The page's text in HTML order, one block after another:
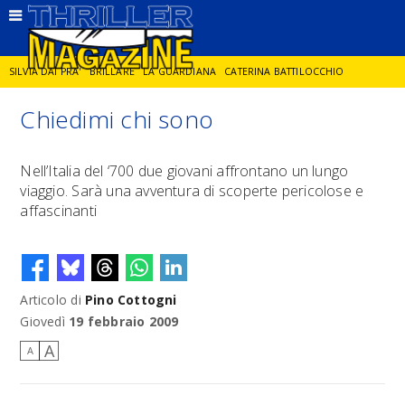
SILVIA DAI PRA' BRILLARE LA GUARDIANA CATERINA BATTILOCCHIO
JORGE DIAZ LA SPIA DELITTO IN CORNICE
DIEGO ZANDEL GLI ANNI DI PIETRA
Chiedimi chi sono
Nell’Italia del ‘700 due giovani affrontano un lungo
viaggio. Sarà una avventura di scoperte pericolose e
affascinanti
Articolo di Pino Cottogni
Giovedì 19 febbraio 2009
A A